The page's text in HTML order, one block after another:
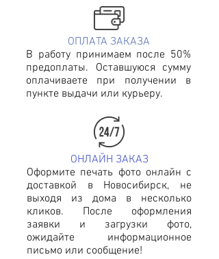
ОПЛАТА ЗАКАЗА
В работу принимаем после 50%
предоплаты. Оставшуюся сумму
оплачиваете при получении в
пункте выдачи или курьеру.
ОНЛАЙН ЗАКАЗ
Оформите печать фото онлайн с
доставкой в Новосибирск, не
выходя из дома в несколько
кликов. После оформления
заявки и загрузки фото,
ожидайте информационное
письмо или сообщение!